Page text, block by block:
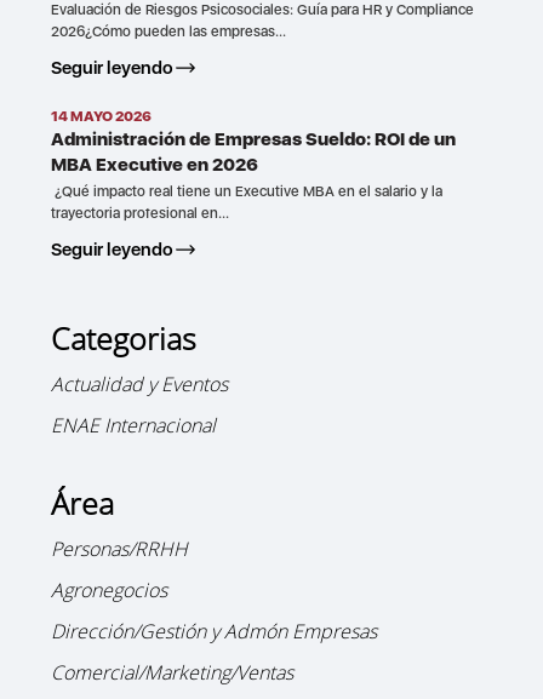
Evaluación de Riesgos Psicosociales: Guía para HR y Compliance
2026¿Cómo pueden las empresas...
Seguir leyendo
14 MAYO 2026
Administración de Empresas Sueldo: ROI de un
MBA Executive en 2026
¿Qué impacto real tiene un Executive MBA en el salario y la
trayectoria profesional en...
Seguir leyendo
Categorias
Actualidad y Eventos
ENAE Internacional
Área
Personas/RRHH
Agronegocios
Dirección/Gestión y Admón Empresas
Comercial/Marketing/Ventas